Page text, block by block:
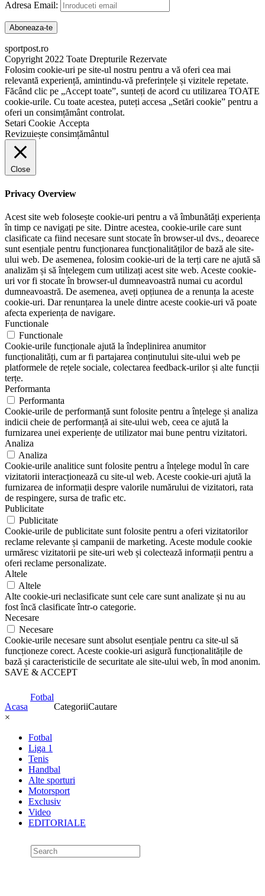
Adresa Email:
sportpost.ro
Copyright 2022 Toate Drepturile Rezervate
Folosim cookie-uri pe site-ul nostru pentru a vă oferi cea mai
relevantă experiență, amintindu-vă preferințele și vizitele repetate.
Făcând clic pe „Accept toate”, sunteți de acord cu utilizarea TOATE
cookie-urile. Cu toate acestea, puteți accesa „Setări cookie” pentru a
oferi un consimțământ controlat.
Setari Cookie Accepta
Revizuiește consimțământul
Close
Privacy Overview
Acest site web folosește cookie-uri pentru a vă îmbunătăți experiența
în timp ce navigați pe site. Dintre acestea, cookie-urile care sunt
clasificate ca fiind necesare sunt stocate în browser-ul dvs., deoarece
sunt esențiale pentru funcționarea funcționalităților de bază ale site-
ului web. De asemenea, folosim cookie-uri de la terți care ne ajută să
analizăm și să înțelegem cum utilizați acest site web. Aceste cookie-
uri vor fi stocate în browser-ul dumneavoastră numai cu acordul
dumneavoastră. De asemenea, aveți opțiunea de a renunța la aceste
cookie-uri. Dar renunțarea la unele dintre aceste cookie-uri vă poate
afecta experiența de navigare.
Functionale
Functionale
Cookie-urile funcționale ajută la îndeplinirea anumitor
funcționalități, cum ar fi partajarea conținutului site-ului web pe
platformele de rețele sociale, colectarea feedback-urilor și alte funcții
terțe.
Performanta
Performanta
Cookie-urile de performanță sunt folosite pentru a înțelege și analiza
indicii cheie de performanță ai site-ului web, ceea ce ajută la
furnizarea unei experiențe de utilizator mai bune pentru vizitatori.
Analiza
Analiza
Cookie-urile analitice sunt folosite pentru a înțelege modul în care
vizitatorii interacționează cu site-ul web. Aceste cookie-uri ajută la
furnizarea de informații despre valorile numărului de vizitatori, rata
de respingere, sursa de trafic etc.
Publicitate
Publicitate
Cookie-urile de publicitate sunt folosite pentru a oferi vizitatorilor
reclame relevante și campanii de marketing. Aceste module cookie
urmăresc vizitatorii pe site-uri web și colectează informații pentru a
oferi reclame personalizate.
Altele
Altele
Alte cookie-uri neclasificate sunt cele care sunt analizate și nu au
fost încă clasificate într-o categorie.
Necesare
Necesare
Cookie-urile necesare sunt absolut esențiale pentru ca site-ul să
funcționeze corect. Aceste cookie-uri asigură funcționalitățile de
bază și caracteristicile de securitate ale site-ului web, în mod anonim.
SAVE & ACCEPT
Acasa
Fotbal
CategoriiCautare
×
Fotbal
Liga 1
Tenis
Handbal
Alte sporturi
Motorsport
Exclusiv
Video
EDITORIALE